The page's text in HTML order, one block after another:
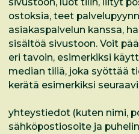
ostoksia, teet
asiakaspalvelun kanssa,
sisältöä sivustoon. Voit
eri tavoin, esimerkiksi
median tiliä, joka syöttää
kerätä esimerkiksi
yhteystiedot (kuten nimi,
sähköpostiosoite ja